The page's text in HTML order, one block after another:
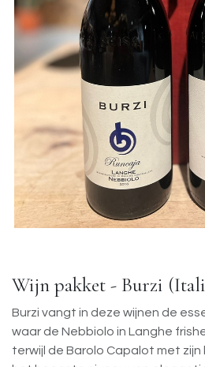
Wijn pakket - Burzi
Burzi vangt in deze wijnen de
waar de Nebbiolo in Langhe
terwijl de Barolo Capalot met